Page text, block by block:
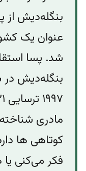
بنگله‌دیش از
عنوان یک
شد. پسا
بنگله‌دیش در
مادری
کوتاهی ها
فکر می‌کنی یا